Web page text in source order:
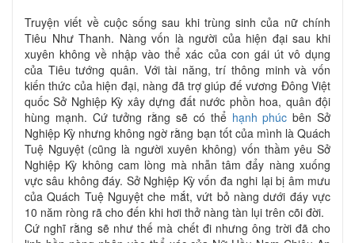
Truyện viết về cuộc sống sau khi trùng sinh của nữ chính
Tiêu Như Thanh. Nàng vốn là người của hiện đại sau khi
xuyên không về nhập vào thể xác của con gái út vô dụng
của Tiêu tướng quân. Với tài năng, trí thông minh và vốn
kiến thức của hiện đại, nàng đã trợ giúp đế vương Đông Việt
quốc Sở Nghiệp Kỳ xây dựng đất nước phồn hoa, quân đội
hùng mạnh. Cứ tưởng rằng sẽ có thể hạnh phúc bên Sở
Nghiệp Kỳ nhưng không ngờ rằng bạn tốt của mình là Quách
Tuệ Nguyệt (cũng là người xuyên không) vốn thầm yêu Sở
Nghiệp Kỳ không cam lòng mà nhẫn tâm đẩy nàng xuống
vực sâu không đáy. Sở Nghiệp Kỳ vốn đa nghi lại bị âm mưu
của Quách Tuệ Nguyệt che mắt, vứt bỏ nàng dưới đáy vực
10 năm ròng rã cho đến khi hơi thở nàng tàn lụi trên cõi đời.
Cứ nghĩ rằng sẽ như thế mà chết đi nhưng ông trời đã cho